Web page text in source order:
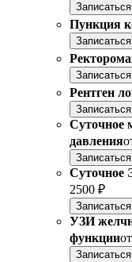
Записаться
Пункция
Записаться
Записаться
Рентген
Записаться
Суточное
давления
Записаться
Суточное
2500 ₽
Записаться
УЗИ
функцииот
Записаться